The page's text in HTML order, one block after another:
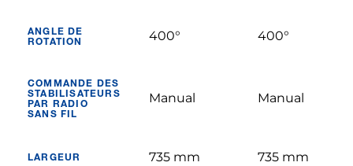
ANGLE DE
ROTATION
400° 400°
COMMANDE DES
STABILISATEURS
PAR RADIO
SANS FIL
Manual Manual
LARGEUR 735 mm 735 mm